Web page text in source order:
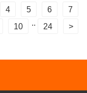
4 5 6
7
10 .. 24